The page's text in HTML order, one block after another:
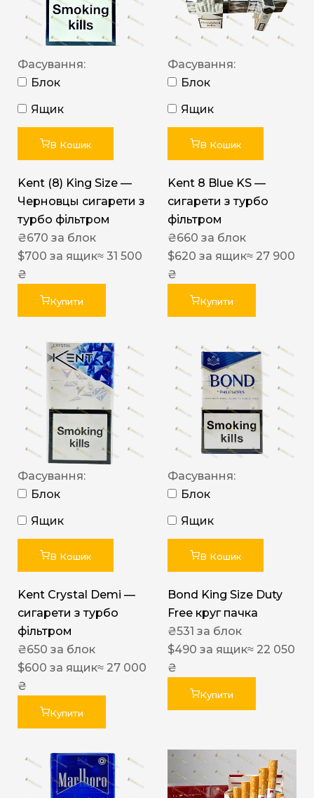
Фасування:
Блок
Ящик
В Кошик
Kent (8) King Size —
Черновцы сигарети з
турбо фільтром
₴670 за блок
$700 за ящик≈ 31 500
₴
Купити
Фасування:
Блок
Ящик
В Кошик
Kent 8 Blue KS —
сигарети з турбо
фільтром
₴660 за блок
$620 за ящик≈ 27 900
₴
Купити
Фасування:
Блок
Ящик
В Кошик
Kent Crystal Demi —
сигарети з турбо
фільтром
₴650 за блок
$600 за ящик≈ 27 000
₴
Купити
Фасування:
Блок
Ящик
В Кошик
Bond King Size Duty
Free круг пачка
₴531 за блок
$490 за ящик≈ 22 050
₴
Купити